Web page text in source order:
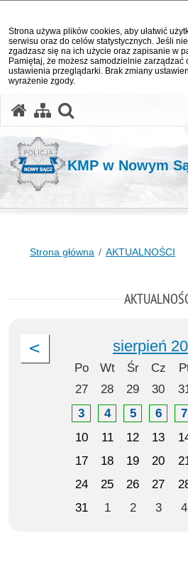
Strona używa plików cookies, aby ułatwić
serwisu oraz do celów statystycznych. Jeśli
zgadzasz się na ich użycie oraz zapisanie w
Pamiętaj, że możesz samodzielnie zarządzać
ustawienia przeglądarki. Brak zmiany
wyrażenie zgody.
KMP w Nowym
Strona główna AKTUALNOŚCI
sierpień
Po Wt Śr Cz
27
28 29 30
3
4 5 6 7
10
11 12 13
17
18 19 20
24
25 26 27
31
1 2 3 4